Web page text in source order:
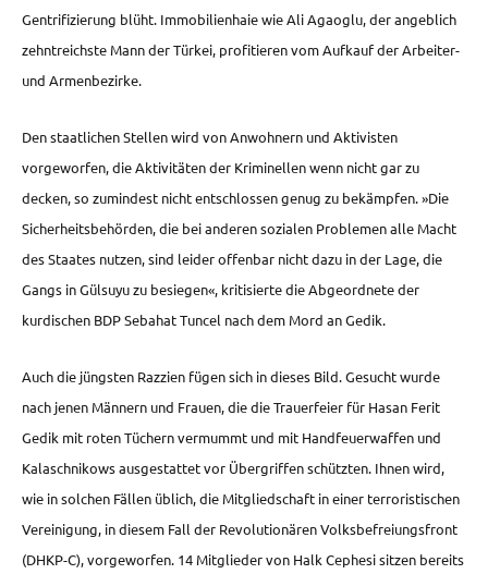
Gentrifizierung blüht. Immobilienhaie wie Ali Agaoglu, der angeblich
zehntreichste Mann der Türkei, profitieren vom Aufkauf der Arbeiter-
und Armenbezirke.
Den staatlichen Stellen wird von Anwohnern und Aktivisten
vorgeworfen, die Aktivitäten der Kriminellen wenn nicht gar zu
decken, so zumindest nicht entschlossen genug zu bekämpfen. »Die
Sicherheitsbehörden, die bei anderen sozialen Problemen alle Macht
des Staates nutzen, sind leider offenbar nicht dazu in der Lage, die
Gangs in Gülsuyu zu besiegen«, kritisierte die Abgeordnete der
kurdischen BDP Sebahat Tuncel nach dem Mord an Gedik.
Auch die jüngsten Razzien fügen sich in dieses Bild. Gesucht wurde
nach jenen Männern und Frauen, die die Trauerfeier für Hasan Ferit
Gedik mit roten Tüchern vermummt und mit Handfeuerwaffen und
Kalaschnikows ausgestattet vor Übergriffen schützten. Ihnen wird,
wie in solchen Fällen üblich, die Mitgliedschaft in einer terroristischen
Vereinigung, in diesem Fall der Revolutionären Volksbefreiungsfront
(DHKP-C), vorgeworfen. 14 Mitglieder von Halk Cephesi sitzen bereits